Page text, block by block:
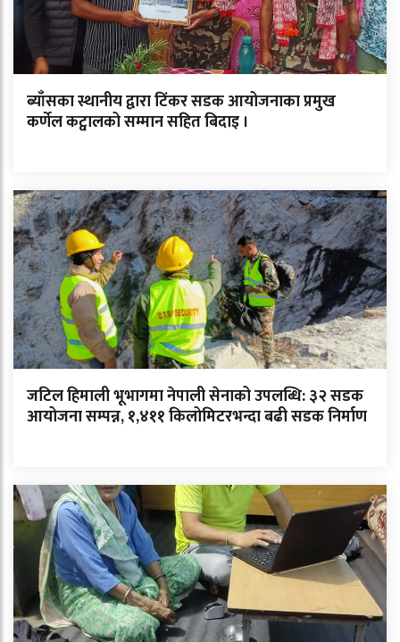
ब्याँसका स्थानीय द्वारा टिंकर सडक आयोजनाका प्रमुख
कर्णेल कट्वालको सम्मान सहित बिदाइ ।
जटिल हिमाली भूभागमा नेपाली सेनाको उपलब्धि: ३२ सडक
आयोजना सम्पन्न, १,४११ किलोमिटरभन्दा बढी सडक निर्माण